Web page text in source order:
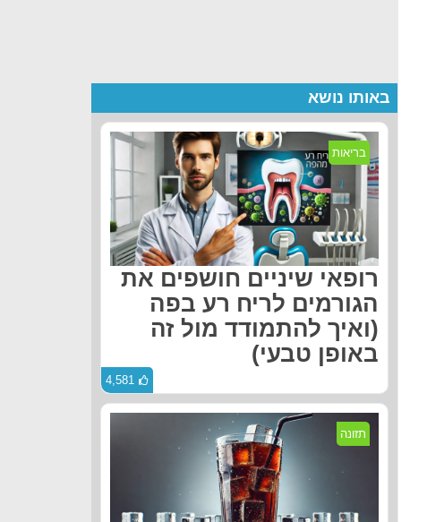
באותו נושא
בריאות
רופאי שיניים חושפים את
הגורמים לריח רע בפה
(ואיך להתמודד מול זה
באופן טבעי)
4,581
תזונה